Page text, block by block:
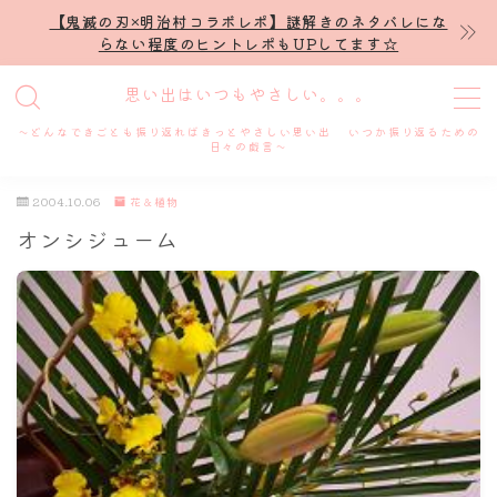
【鬼滅の刃×明治村コラボレポ】謎解きのネタバレにな
らない程度のヒントレポもUPしてます☆
思い出はいつもやさしい。。。
～どんなできごとも振り返ればきっとやさしい思い出 いつか振り返るための
日々の戯言～
MENU
プロフィール
謎解き
ホテル滞在記
舞台・ライブ
名古屋
2004.10.06 花＆植物
オンシジューム